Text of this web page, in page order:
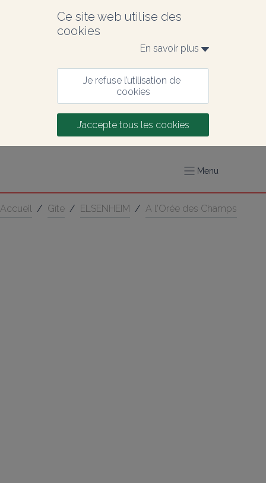
Ce site web utilise des
cookies
En savoir plus
Je refuse l’utilisation de
cookies
J’accepte tous les cookies
Menu
Accueil / Gîte / ELSENHEIM / A l'Orée des Champs